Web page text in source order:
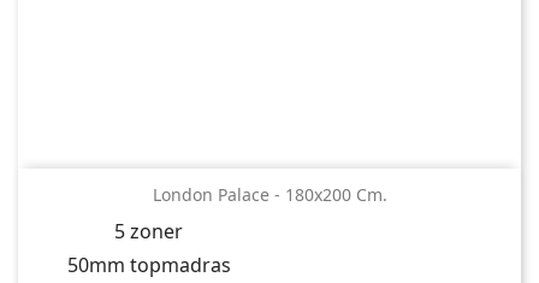
London Palace - 180x200 Cm.
5 zoner
50mm topmadras